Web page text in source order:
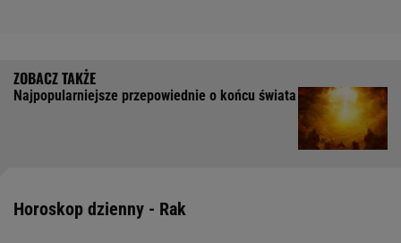
Najpopularniejsze przepowiednie o końcu świata
Horoskop dzienny - Rak